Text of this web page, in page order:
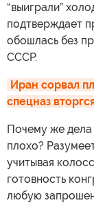
“выиграли”
подтверждает
обошлась без
СССР.
Иран сорвал
спецназ
Почему же
плохо?
учитывая
готовность
любую